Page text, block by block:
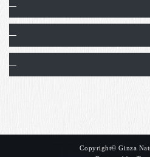
Copyright© Ginza